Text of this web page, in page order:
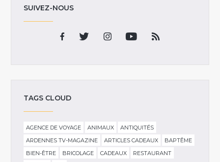
SUIVEZ-NOUS
TAGS CLOUD
AGENCE DE VOYAGE ANIMAUX
ANTIQUITÉS
ARDENNES TV-MAGAZINE
ARTICLES CADEAUX
BAPTÊME
BIEN-ÊTRE
BRICOLAGE CADEAUX
RESTAURANT